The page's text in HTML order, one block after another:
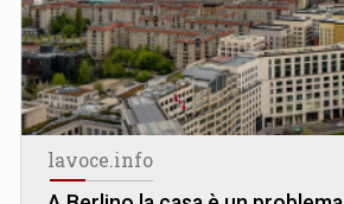
lavoce.info